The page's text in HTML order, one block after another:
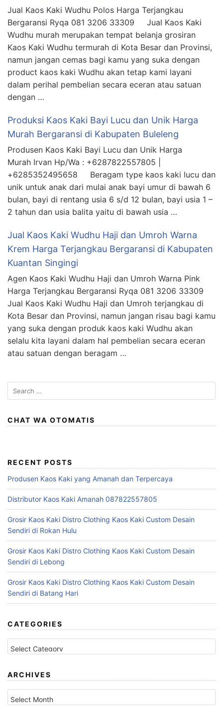
Jual Kaos Kaki Wudhu Polos Harga Terjangkau
Bergaransi Ryqa 081 3206 33309 Jual Kaos Kaki
Wudhu murah merupakan tempat belanja grosiran
Kaos Kaki Wudhu termurah di Kota Besar dan Provinsi,
namun jangan cemas bagi kamu yang suka dengan
product kaos kaki Wudhu akan tetap kami layani
dalam perihal pembelian secara eceran atau satuan
dengan …
Produksi Kaos Kaki Bayi Lucu dan Unik Harga
Murah Bergaransi di Kabupaten Buleleng
Produsen Kaos Kaki Bayi Lucu dan Unik Harga
Murah Irvan Hp/Wa : +6287822557805 |
+6285352495658 Beragam type kaos kaki lucu dan
unik untuk anak dari mulai anak bayi umur di bawah 6
bulan, bayi di rentang usia 6 s/d 12 bulan, bayi usia 1 –
2 tahun dan usia balita yaitu di bawah usia …
Jual Kaos Kaki Wudhu Haji dan Umroh Warna
Krem Harga Terjangkau Bergaransi di Kabupaten
Kuantan Singingi
Agen Kaos Kaki Wudhu Haji dan Umroh Warna Pink
Harga Terjangkau Bergaransi Ryqa 081 3206 33309
Jual Kaos Kaki Wudhu Haji dan Umroh terjangkau di
Kota Besar dan Provinsi, namun jangan risau bagi kamu
yang suka dengan produk kaos kaki Wudhu akan
selalu kita layani dalam hal pembelian secara eceran
atau satuan dengan beragam …
Search
for:
CHAT WA OTOMATIS
RECENT POSTS
Produsen Kaos Kaki yang Amanah dan Terpercaya
Distributor Kaos Kaki Amanah 087822557805
Grosir Kaos Kaki Distro Clothing Kaos Kaki Custom Desain
Sendiri di Rokan Hulu
Grosir Kaos Kaki Distro Clothing Kaos Kaki Custom Desain
Sendiri di Lebong
Grosir Kaos Kaki Distro Clothing Kaos Kaki Custom Desain
Sendiri di Batang Hari
CATEGORIES
Categories
ARCHIVES
Archives